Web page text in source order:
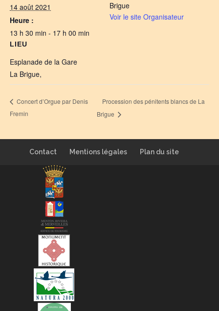
14 août 2021
Heure :
13 h 30 min - 17 h 00 min
LIEU
Esplanade de la Gare
La Brigue,
Brigue
Voir le site Organisateur
Concert d’Orgue par Denis
Fremin
Procession des pénitents blancs de La
Brigue
Contact Mentions légales Plan du site